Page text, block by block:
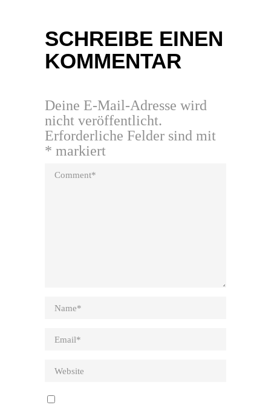
SCHREIBE EINEN
KOMMENTAR
Deine E-Mail-Adresse wird
nicht veröffentlicht.
Erforderliche Felder sind mit
* markiert